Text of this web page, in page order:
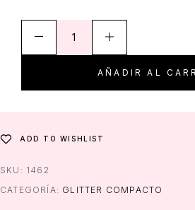
AÑADIR AL
ADD TO WISHLIST
SKU: 1462
CATEGORÍA: GLITTER COMPACTO